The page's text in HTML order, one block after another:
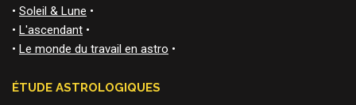
• Soleil & Lune •
• L'ascendant •
• Le monde du travail en astro •
ÉTUDE ASTROLOGIQUES